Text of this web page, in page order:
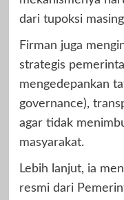
dari tupoksi
Firman juga
strategis
mengedepankan
governance),
agar tidak
masyarakat.
Lebih lanjut, ia
resmi dari